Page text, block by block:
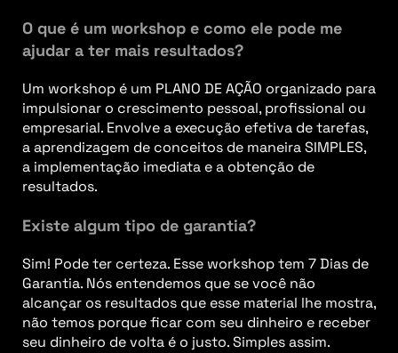
O que é um workshop e como ele pode me
ajudar a ter mais resultados?
Um workshop é um PLANO DE AÇÃO organizado para
impulsionar o crescimento pessoal, profissional ou
empresarial. Envolve a execução efetiva de tarefas,
a aprendizagem de conceitos de maneira SIMPLES,
a implementação imediata e a obtenção de
resultados.
Existe algum tipo de garantia?
Sim! Pode ter certeza. Esse workshop tem 7 Dias de
Garantia. Nós entendemos que se você não
alcançar os resultados que esse material lhe mostra,
não temos porque ficar com seu dinheiro e receber
seu dinheiro de volta é o justo. Simples assim.